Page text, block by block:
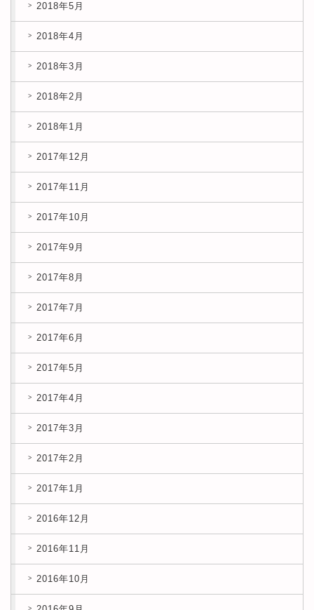
2018年5月
2018年4月
2018年3月
2018年2月
2018年1月
2017年12月
2017年11月
2017年10月
2017年9月
2017年8月
2017年7月
2017年6月
2017年5月
2017年4月
2017年3月
2017年2月
2017年1月
2016年12月
2016年11月
2016年10月